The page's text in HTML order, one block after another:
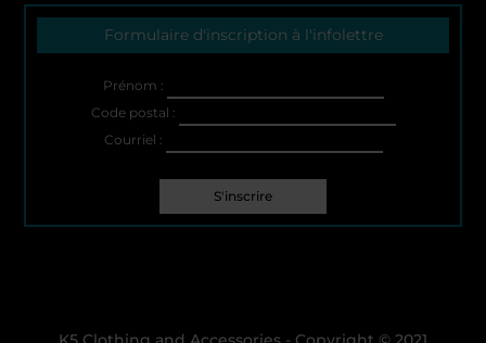
Formulaire d'inscription à l'infolettre
Prénom :
Code postal :
Courriel :